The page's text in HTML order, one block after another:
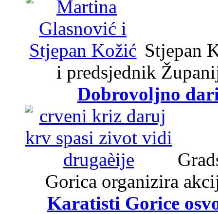
Stjepan
i predsjednik
Dobrovoljno
Gorica organizira
Karatisti Gorice